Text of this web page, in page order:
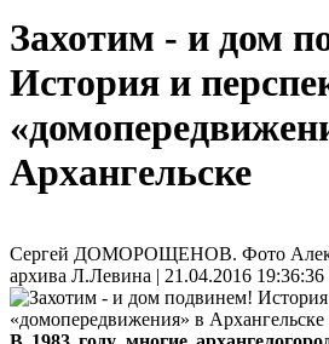
Захотим - и дом
История и
Архангельске
Сергей ДОМОРОЩЕНОВ. Фото
архива Л.Левина | 21.04.2016 19:36:36